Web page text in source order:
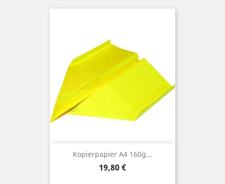
Kopierpapier A4 160g...
Preis
19,80 €